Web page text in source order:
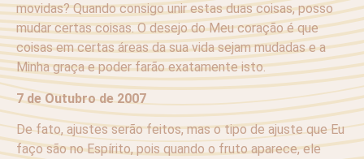
movidas? Quando consigo unir estas duas coisas, posso
mudar certas coisas. O desejo do Meu coração é que
coisas em certas áreas da sua vida sejam mudadas e a
Minha graça e poder farão exatamente isto.
7 de Outubro de 2007
De fato, ajustes serão feitos, mas o tipo de ajuste que Eu
faço são no Espírito, pois quando o fruto aparece, ele